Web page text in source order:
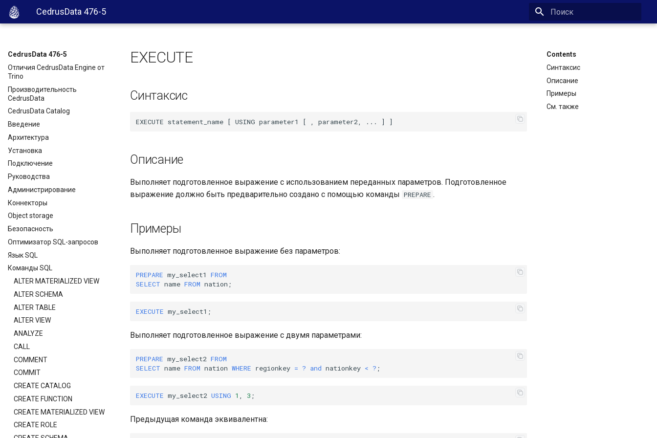
CedrusData 476-5
CedrusData 476-5
Отличия CedrusData Engine от
Trino
Производительность
CedrusData
CedrusData Catalog
Введение
Архитектура
Установка
Подключение
Руководства
Администрирование
Коннекторы
Object storage
Безопасность
Оптимизатор SQL-запросов
Язык SQL
Команды SQL
ALTER MATERIALIZED VIEW
ALTER SCHEMA
ALTER TABLE
ALTER VIEW
ANALYZE
CALL
COMMENT
COMMIT
CREATE CATALOG
CREATE FUNCTION
CREATE MATERIALIZED VIEW
CREATE ROLE
Contents
Синтаксис
Описание
Примеры
См. также
EXECUTE
Синтаксис
Описание
Выполняет подготовленное выражение с использованием переданных параметров. Подготовленное
выражение должно быть предварительно создано с помощью команды PREPARE .
Примеры
Выполняет подготовленное выражение без параметров:
PREPARE my_select1
FROM
SELECT name FROM nation ;
EXECUTE my_select1 ;
Выполняет подготовленное выражение с двумя параметрами:
PREPARE my_select2 FROM
SELECT name FROM nation WHERE regionkey = ? and nationkey < ? ;
EXECUTE my_select2 USING 1 3 ;
Предыдущая команда эквивалентна: